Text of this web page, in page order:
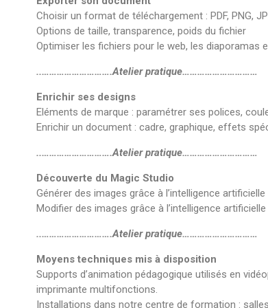
Choisir un format de téléchargement : PDF, PNG,
Options de taille, transparence, poids du fichier
Optimiser les fichiers pour le web, les diaporamas
..……………………….Atelier pratique…………………………
Enrichir ses designs
Eléments de marque : paramétrer ses polices,
Enrichir un document : cadre, graphique, effets
..……………………….Atelier pratique…………………………
Découverte du Magic Studio
Générer des images grâce à l’intelligence artificielle
Modifier des images grâce à l’intelligence artificielle
..……………………….Atelier pratique…………………………
Moyens techniques mis à disposition
Supports d’animation pédagogique utilisés en
imprimante multifonctions.
Installations dans notre centre de formation :